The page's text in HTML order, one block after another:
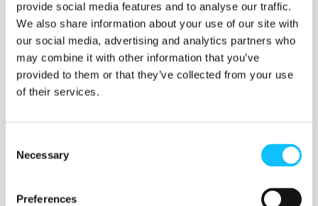
provide social media features and to analyse our traffic.
We also share information about your use of our site with
our social media, advertising and analytics partners who
may combine it with other information that you’ve
provided to them or that they’ve collected from your use
of their services.
Selection
Necessary
Preferences
Katso myös
Jyväskylän ammattikorkeakoulu